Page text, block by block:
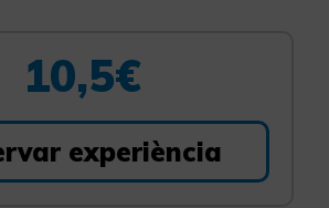
10,5€
experiència